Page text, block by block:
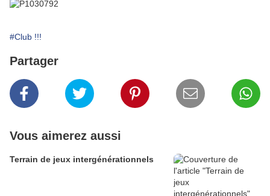
#Club !!!
Partager
Vous aimerez aussi
Terrain de jeux intergénérationnels